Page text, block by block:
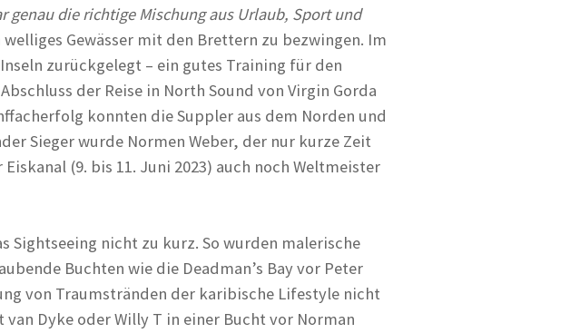
genau die richtige Mischung aus Urlaub, Sport und
Gewässer mit den Brettern zu bezwingen. Im
zurückgelegt – ein gutes Training für den
der Reise in North Sound von Virgin Gorda
konnten die Suppler aus dem Norden und
Sieger wurde Normen Weber, der nur kurze Zeit
(9. bis 11. Juni 2023) auch noch Weltmeister
nicht zu kurz. So wurden malerische
Buchten wie die Deadman’s Bay vor Peter
von Traumstränden der karibische Lifestyle nicht
Dyke oder Willy T in einer Bucht vor Norman